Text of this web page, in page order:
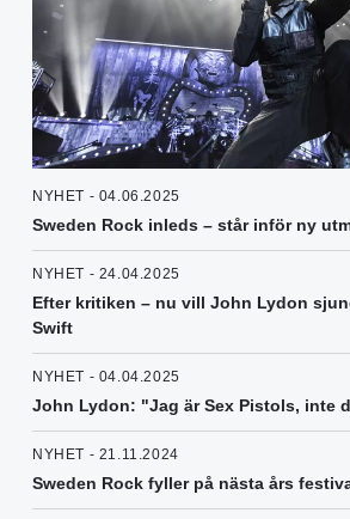
NYHET - 04.06.2025
Sweden Rock inleds – står inför ny
NYHET - 24.04.2025
Efter kritiken – nu vill John Lydon
Swift
NYHET - 04.04.2025
John Lydon: "Jag är Sex Pistols, inte
NYHET - 21.11.2024
Sweden Rock fyller på nästa års